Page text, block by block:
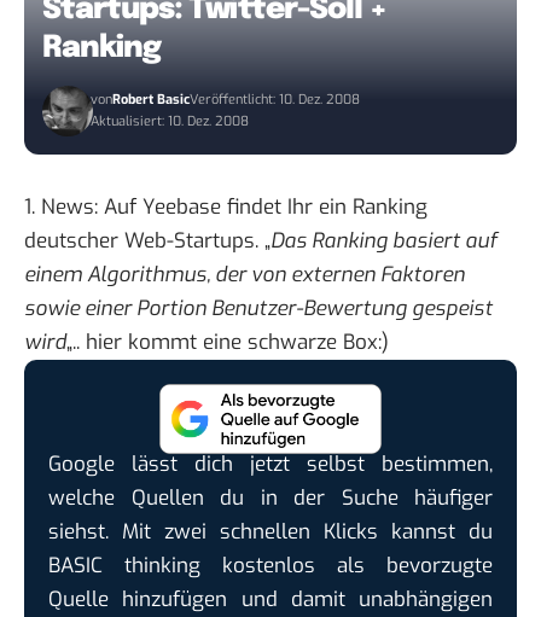
Startups: Twitter-Soll +
Ranking
vonRobert BasicVeröffentlicht: 10. Dez. 2008
Aktualisiert: 10. Dez. 2008
1. News: Auf Yeebase findet Ihr ein Ranking
deutscher Web-Startups. „Das Ranking basiert auf
einem Algorithmus, der von externen Faktoren
sowie einer Portion Benutzer-Bewertung gespeist
wird„.. hier kommt eine schwarze Box:)
Google lässt dich jetzt selbst bestimmen,
welche Quellen du in der Suche häufiger
siehst. Mit zwei schnellen Klicks kannst du
BASIC thinking kostenlos als bevorzugte
Quelle hinzufügen und damit unabhängigen